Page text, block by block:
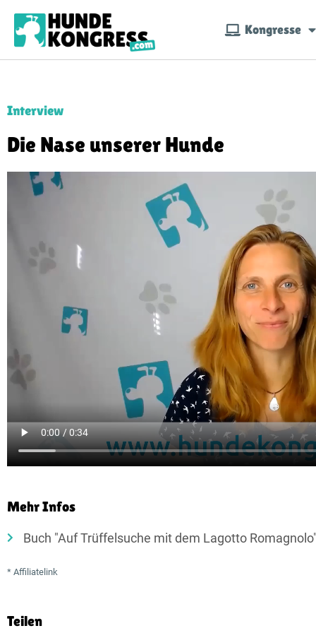
Kongresse
Interview
Die Nase unserer Hunde
Mehr Infos
Buch "Auf Trüffelsuche mit dem Lagotto
* Affiliatelink
Teilen